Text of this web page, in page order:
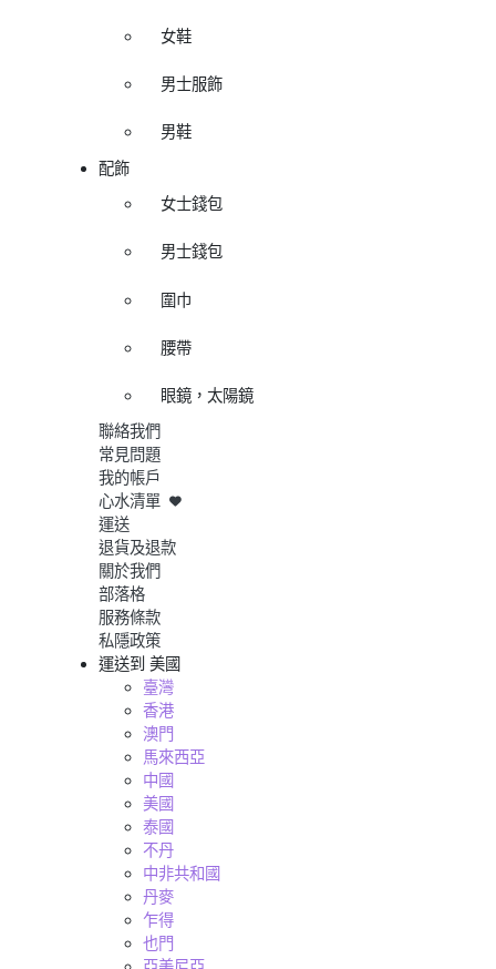
女鞋
男士服飾
男鞋
配飾
女士錢包
男士錢包
圍巾
腰帶
眼鏡，太陽鏡
聯絡我們
常見問題
我的帳戶
心水清單
運送
退貨及退款
關於我們
部落格
服務條款
私隱政策
運送到 美國
臺灣
香港
澳門
馬來西亞
中國
美國
泰國
不丹
中非共和國
丹麥
乍得
也門